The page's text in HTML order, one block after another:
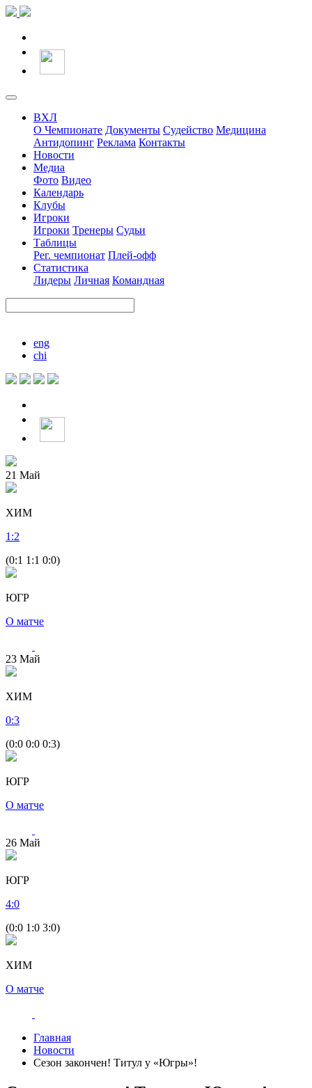
ВХЛ
О Чемпионате Документы Судейство Медицина
Антидопинг Реклама Контакты
Новости
Медиа
Фото Видео
Календарь
Клубы
Игроки
Игроки Тренеры Судьи
Таблицы
Рег. чемпионат Плей-офф
Статистика
Лидеры Личная Командная
eng
chi
21 Май
ХИМ
1 :2
(0:1 1:1 0:0)
ЮГР
О матче
23 Май
ХИМ
0:3
(0:0 0:0 0:3)
ЮГР
О матче
26 Май
ЮГР
4:0
(0:0 1:0 3:0)
ХИМ
О матче
Главная
Новости
Сезон закончен! Титул у «Югры»!